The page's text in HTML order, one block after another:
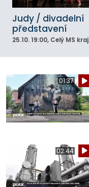
Judy / divadelní
představení
25.10. 19:00, Celý MS kraj
01:37
02:44